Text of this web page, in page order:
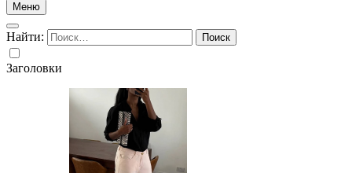
Меню
Найти:
Заголовки